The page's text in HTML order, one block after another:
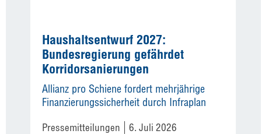
Haushaltsentwurf 2027:
Bundesregierung gefährdet
Korridorsanierungen
Allianz pro Schiene fordert mehrjährige
Finanzierungssicherheit durch Infraplan
Pressemitteilungen 6. Juli 2026